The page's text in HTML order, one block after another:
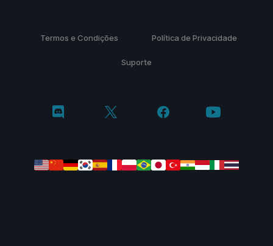
Termos e Condições Política de Privacidade
Suporte